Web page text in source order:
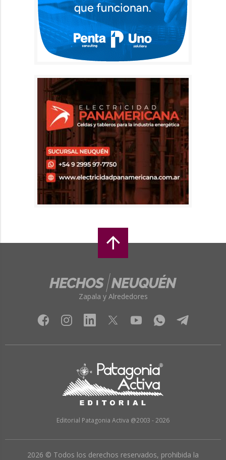
Zapala y Alrededores
Editorial Patagonia Activa @2003 - 2026
2026 © Todos los derechos reservados, prohibida la